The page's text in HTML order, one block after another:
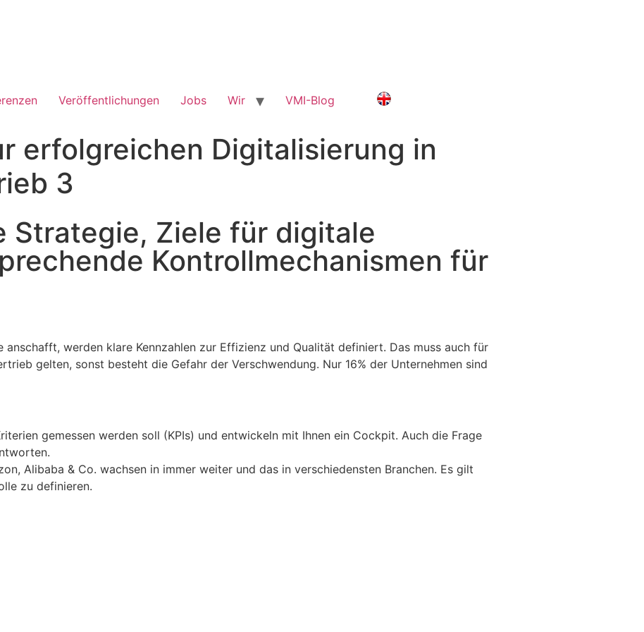
Veröffentlichungen Jobs Wir VMI-Blog
erfolgreichen Digitalisierung in
3
Strategie, Ziele für digitale
Kontrollmechanismen für
anschafft, werden klare Kennzahlen zur Effizienz und Qualität definiert. Das muss auch für
gelten, sonst besteht die Gefahr der Verschwendung. Nur 16% der Unternehmen sind
gemessen werden soll (KPIs) und entwickeln mit Ihnen ein Cockpit. Auch die Frage
Alibaba & Co. wachsen in immer weiter und das in verschiedensten Branchen. Es gilt
zu definieren.